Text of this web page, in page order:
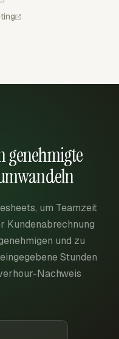
genehmigte
um Teamzeit
Kundenabrechnung
und zu
Stunden
Nachweis